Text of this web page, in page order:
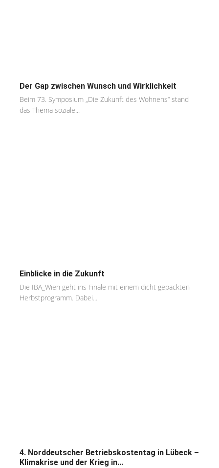
Der Gap zwischen Wunsch und Wirklichkeit
Beim 73. Symposium „Die Zukunft des Wohnens“ stand
das Thema soziale...
Einblicke in die Zukunft
Die IBA_Wien geht ins Finale mit einem dicht gepackten
Herbstprogramm. Dabei...
4. Norddeutscher Betriebskostentag in Lübeck –
Klimakrise und der Krieg in...